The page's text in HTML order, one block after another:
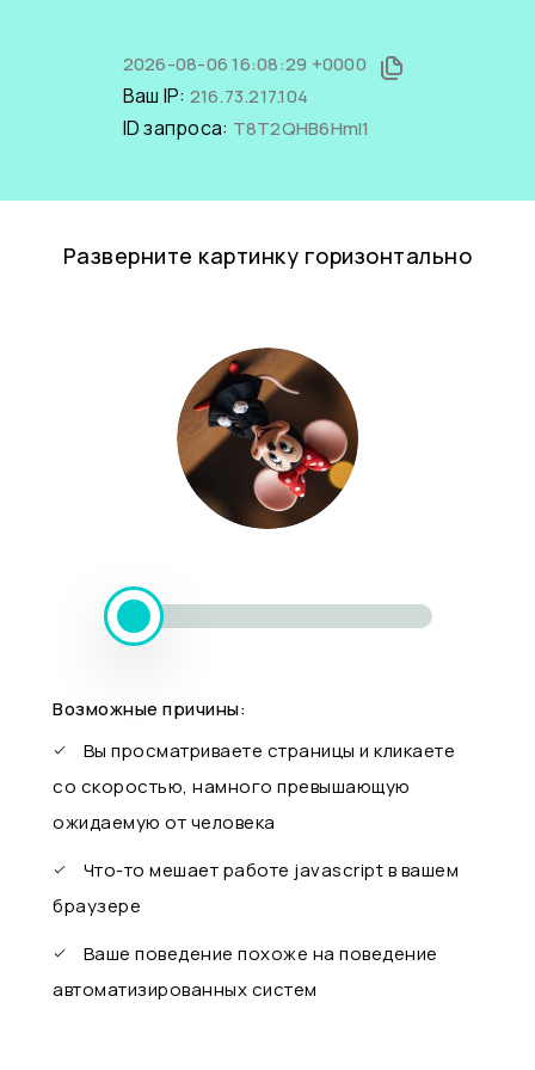
2026-08-06 16:08:29 +0000
Ваш IP: 216.73.217.104
ID запроса: T8T2QHB6HmI1
Разверните картинку горизонтально
Возможные причины:
Вы просматриваете страницы и кликаете
со скоростью, намного превышающую
ожидаемую от человека
Что-то мешает работе javascript в вашем
браузере
Ваше поведение похоже на поведение
автоматизированных систем